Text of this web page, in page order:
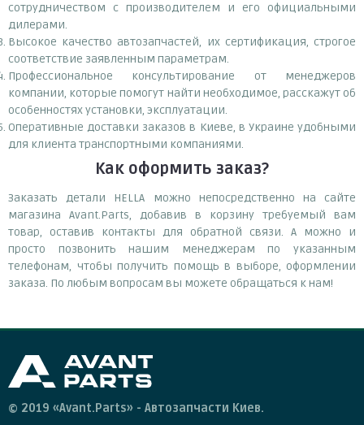
сотрудничеством с производителем и его официальными
дилерами.
Высокое качество автозапчастей, их сертификация, строгое
соответствие заявленным параметрам.
Профессиональное консультирование от менеджеров
компании, которые помогут найти необходимое, расскажут об
особенностях установки, эксплуатации.
Оперативные доставки заказов в Киеве, в Украине удобными
для клиента транспортными компаниями.
Как оформить заказ?
Заказать детали HELLA можно непосредственно на сайте
магазина Avant.Parts, добавив в корзину требуемый вам
товар, оставив контакты для обратной связи. А можно и
просто позвонить нашим менеджерам по указанным
телефонам, чтобы получить помощь в выборе, оформлении
заказа. По любым вопросам вы можете обращаться к нам!
© 2019 «Avant.Parts» - Автозапчасти Киев.